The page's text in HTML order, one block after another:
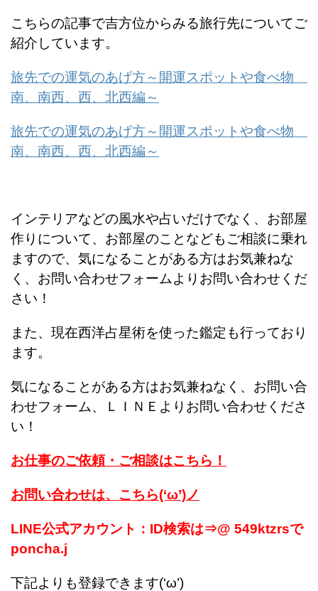
こちらの記事で吉方位からみる旅行先についてご
紹介しています。
旅先での運気のあげ方～開運スポットや食べ物
南、南西、西、北西編～
旅先での運気のあげ方～開運スポットや食べ物
南、南西、西、北西編～
インテリアなどの風水や占いだけでなく、お部屋
作りについて、お部屋のことなどもご相談に乗れ
ますので、気になることがある方はお気兼ねな
く、お問い合わせフォームよりお問い合わせくだ
さい！
また、現在西洋占星術を使った鑑定も行っており
ます。
気になることがある方はお気兼ねなく、お問い合
わせフォーム、ＬＩＮＥよりお問い合わせくださ
い！
お仕事のご依頼・ご相談はこちら！
お問い合わせは、こちら(‘ω’)ノ
LINE公式アカウント：ID検索は⇒@ 549ktzrsで
poncha.j
下記よりも登録できます(‘ω’)